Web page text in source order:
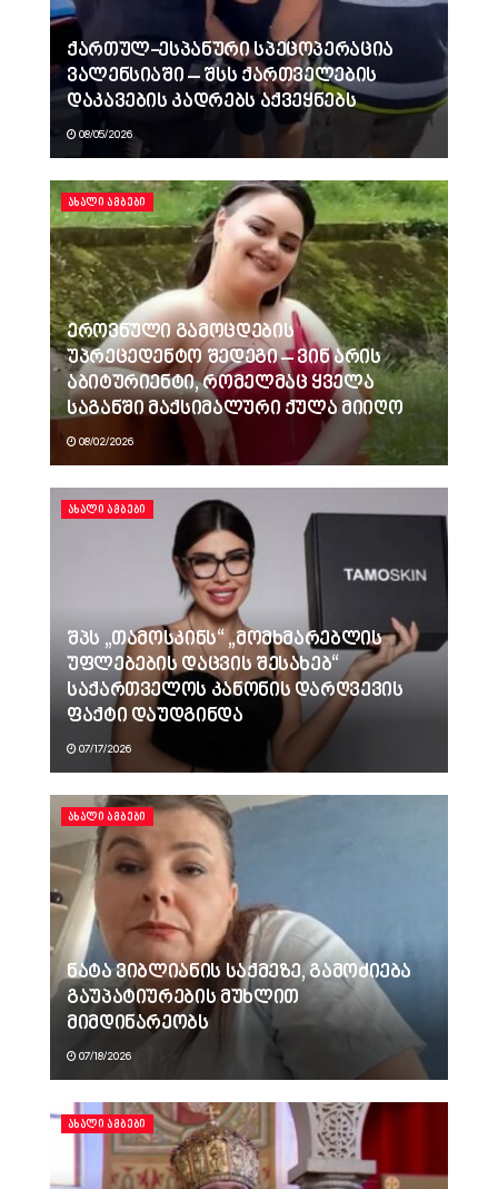
ქართულ-ესპანური სპეცოპერაცია
ვალენსიაში – შსს ქართველების
დაკავების კადრებს აქვეყნებს
08/05/2026
ᲐᲮᲐᲚᲘ ᲐᲛᲑᲔᲑᲘ
ეროვნული გამოცდების
უპრეცედენტო შედეგი – ვინ არის
აბიტურიენტი, რომელმაც ყველა
საგანში მაქსიმალური ქულა მიიღო
08/02/2026
ᲐᲮᲐᲚᲘ ᲐᲛᲑᲔᲑᲘ
შპს „თამოსკინს“ „მომხმარებლის
უფლებების დაცვის შესახებ“
საქართველოს კანონის დარღვევის
ფაქტი დაუდგინდა
07/17/2026
ᲐᲮᲐᲚᲘ ᲐᲛᲑᲔᲑᲘ
ნატა ვიბლიანის საქმეზე, გამოძიება
გაუპატიურების მუხლით
მიმდინარეობს
07/18/2026
ᲐᲮᲐᲚᲘ ᲐᲛᲑᲔᲑᲘ